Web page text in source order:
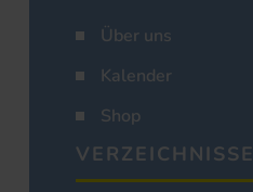
Über uns
Kalender
Shop
VERZEICHNISSE